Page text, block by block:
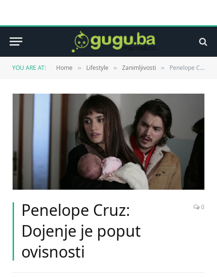
YOU ARE AT: Home » Lifestyle » Zanimljivosti » Penelope Cruz: Dojenje je poput ovisnosti
Penelope Cruz:
Dojenje je poput
ovisnosti
0